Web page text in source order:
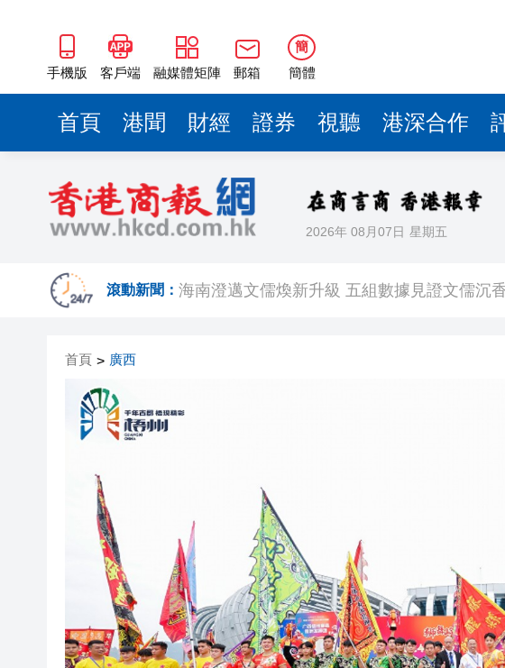
手機版 客戶端 融媒體矩陣 郵箱
簡
簡體
首頁 港聞 財經 證券 視聽 港深合作
2026年 08月07日 星期五
滾動新聞：
梁振英率港區全國政協委員考察團來瓊考察
2025年海南儋州以舊換新帶動消費約18億元
山東26戶省屬國企去年合計營收2.58萬億 利
閩粵贛三地漢樂藝術家齊聚深圳，共奏客家文
黎智英案｜吳良好：依法公正處理黎智英求情
海南澄邁文儒煥新升級 五組數據見證文儒沉
黎智英案｜吳良好：依法公正處理黎智英求
50餘位頂尖專家共話時代命題
海南澄邁文儒煥新升級 五組數據見證文儒沉
梁振英率港區全國政協委員考察團來瓊考察
2025年海南儋州以舊換新帶動消費約18億元
首頁 > 廣西